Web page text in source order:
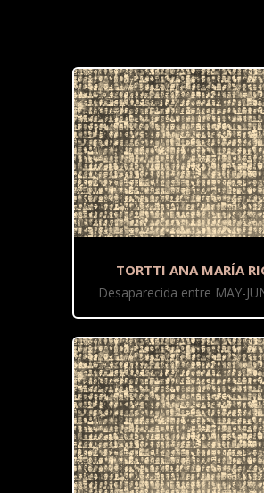
TORTTI ANA MARÍA
Desaparecida entre MAY-